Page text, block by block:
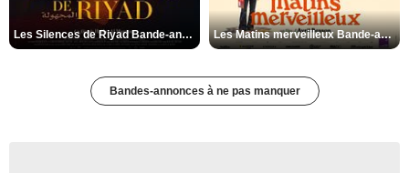
Les Silences de Riyad Bande-annonce VO STFR Les Matins merveilleux Bande-annonce VF
Bandes-annonces à ne pas manquer